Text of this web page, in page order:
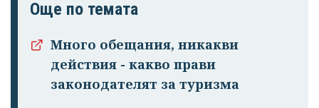
Още по темата
Много обещания, никакви
действия - какво прави
законодателят за туризма